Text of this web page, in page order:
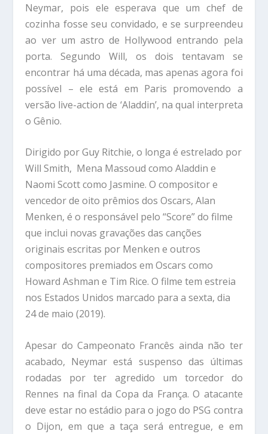
Neymar, pois ele esperava que um chef de
cozinha fosse seu convidado, e se surpreendeu
ao ver um astro de Hollywood entrando pela
porta. Segundo Will, os dois tentavam se
encontrar há uma década, mas apenas agora foi
possível – ele está em Paris promovendo a
versão live-action de ‘Aladdin’, na qual interpreta
o Gênio.
Dirigido por Guy Ritchie, o longa é estrelado por
Will Smith, Mena Massoud como Aladdin e
Naomi Scott como Jasmine. O compositor e
vencedor de oito prêmios dos Oscars, Alan
Menken, é o responsável pelo “Score” do filme
que inclui novas gravações das canções
originais escritas por Menken e outros
compositores premiados em Oscars como
Howard Ashman e Tim Rice. O filme tem estreia
nos Estados Unidos marcado para a sexta, dia
24 de maio (2019).
Apesar do Campeonato Francês ainda não ter
acabado, Neymar está suspenso das últimas
rodadas por ter agredido um torcedor do
Rennes na final da Copa da França. O atacante
deve estar no estádio para o jogo do PSG contra
o Dijon, em que a taça será entregue, e em